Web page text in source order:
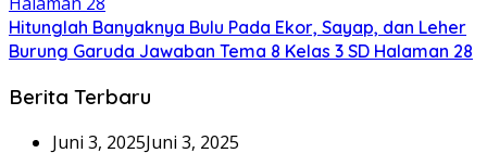
Hitunglah Banyaknya Bulu Pada Ekor, Sayap, dan Leher
Burung Garuda Jawaban Tema 8 Kelas 3 SD Halaman 28
Berita Terbaru
Juni 3, 2025Juni 3, 2025